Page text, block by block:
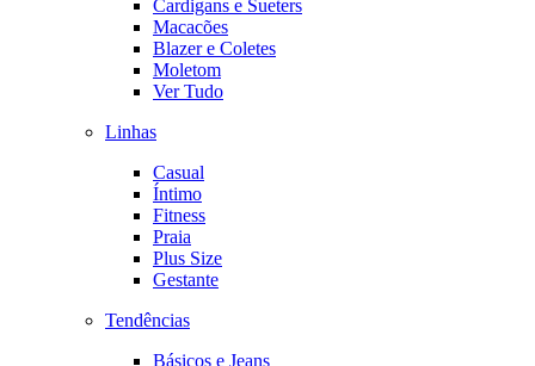
Cardigans e Sueters
Macacões
Blazer e Coletes
Moletom
Ver Tudo
Linhas
Casual
Íntimo
Fitness
Praia
Plus Size
Gestante
Tendências
Básicos e Jeans